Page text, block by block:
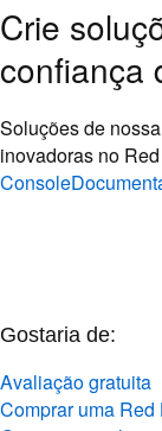
Crie
confiança
Soluções de
inovadoras no
Console
Gostaria de:
Avaliação gratuita
Comprar uma